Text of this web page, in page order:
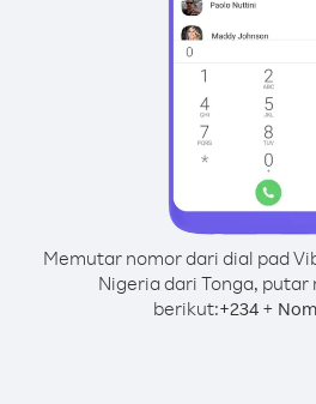
Memutar nomor dari dial pad
Nigeria dari Tonga, putar
berikut:+234 +